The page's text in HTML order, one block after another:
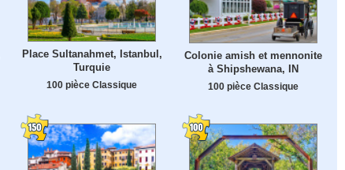
Place Sultanahmet, Istanbul,
Turquie
100 pièce Classique
Colonie amish et mennonite
à Shipshewana, IN
100 pièce Classique